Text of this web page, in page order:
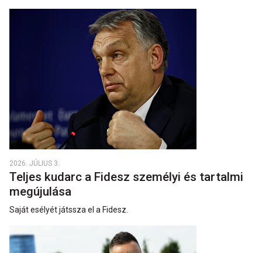
2026. JÚLIUS 3.
Teljes kudarc a Fidesz személyi és tartalmi
megújulása
Saját esélyét játssza el a Fidesz.